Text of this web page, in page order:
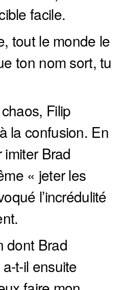
facile.
tout le monde le
ton nom sort, tu
Filip
la confusion. En
Brad
« jeter les
l’incrédulité
dont Brad
t-il ensuite